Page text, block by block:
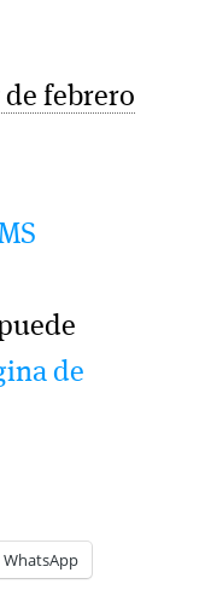
de febrero
de
WhatsApp